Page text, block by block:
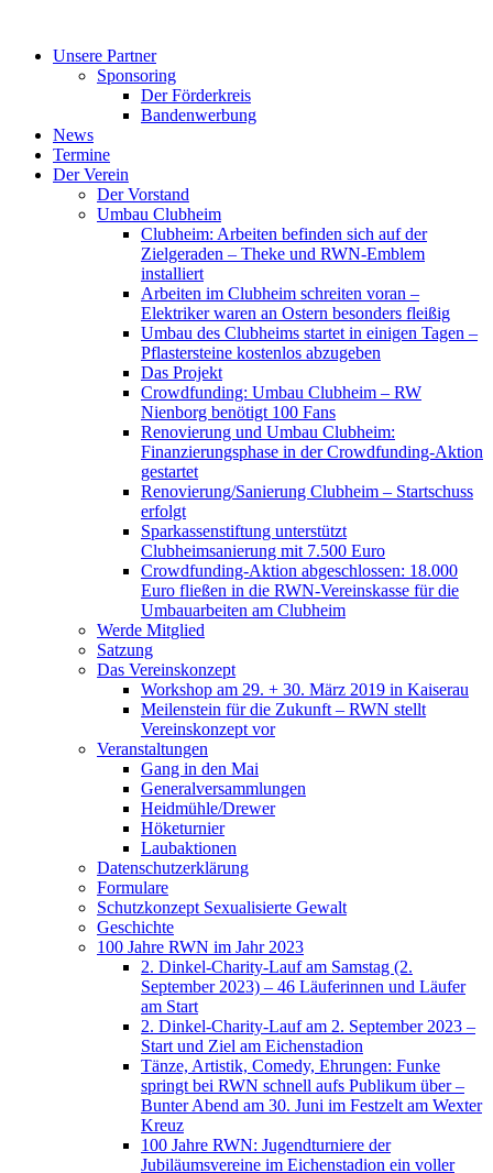
springenUnsere Partner
Sponsoring
Der Förderkreis
Bandenwerbung
News
Termine
Der Verein
Der Vorstand
Umbau Clubheim
Clubheim: Arbeiten befinden sich auf der
Zielgeraden – Theke und RWN-Emblem
installiert
Arbeiten im Clubheim schreiten voran –
Elektriker waren an Ostern besonders fleißig
Umbau des Clubheims startet in einigen Tagen –
Pflastersteine kostenlos abzugeben
Das Projekt
Crowdfunding: Umbau Clubheim – RW
Nienborg benötigt 100 Fans
Renovierung und Umbau Clubheim:
Finanzierungsphase in der Crowdfunding-Aktion
gestartet
Renovierung/Sanierung Clubheim – Startschuss
erfolgt
Sparkassenstiftung unterstützt
Clubheimsanierung mit 7.500 Euro
Crowdfunding-Aktion abgeschlossen: 18.000
Euro fließen in die RWN-Vereinskasse für die
Umbauarbeiten am Clubheim
Werde Mitglied
Satzung
Das Vereinskonzept
Workshop am 29. + 30. März 2019 in Kaiserau
Meilenstein für die Zukunft – RWN stellt
Vereinskonzept vor
Veranstaltungen
Gang in den Mai
Generalversammlungen
Heidmühle/Drewer
Höketurnier
Laubaktionen
Datenschutzerklärung
Formulare
Schutzkonzept Sexualisierte Gewalt
Geschichte
100 Jahre RWN im Jahr 2023
2. Dinkel-Charity-Lauf am Samstag (2.
September 2023) – 46 Läuferinnen und Läufer
am Start
2. Dinkel-Charity-Lauf am 2. September 2023 –
Start und Ziel am Eichenstadion
Tänze, Artistik, Comedy, Ehrungen: Funke
springt bei RWN schnell aufs Publikum über –
Bunter Abend am 30. Juni im Festzelt am Wexter
Kreuz
100 Jahre RWN: Jugendturniere der
Jubiläumsvereine im Eichenstadion ein voller